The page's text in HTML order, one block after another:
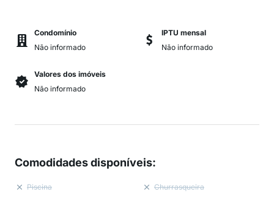
Condomínio
Não informado
IPTU mensal
Não informado
Valores dos imóveis
Não informado
Comodidades disponíveis:
Piscina Churrasqueira